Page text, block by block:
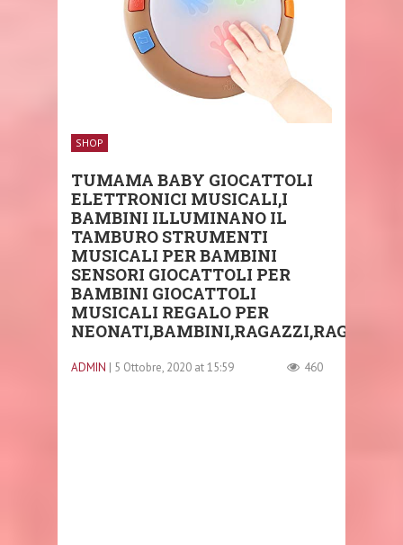
SHOP
TUMAMA BABY GIOCATTOLI
ELETTRONICI MUSICALI,I
BAMBINI ILLUMINANO IL
TAMBURO STRUMENTI
MUSICALI PER BAMBINI
SENSORI GIOCATTOLI PER
BAMBINI GIOCATTOLI
MUSICALI REGALO PER
NEONATI,BAMBINI,RAGAZZI,RAGAZZE
ADMIN | 5 Ottobre, 2020 at 15:59 460